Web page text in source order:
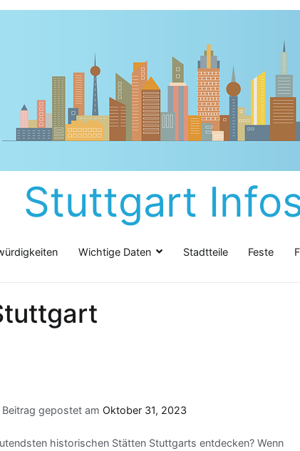
Stuttgart
Wichtige Daten Stadtteile Feste
Beitrag gepostet amOktober 31, 2023
historischen Stätten Stuttgarts entdecken? Wenn